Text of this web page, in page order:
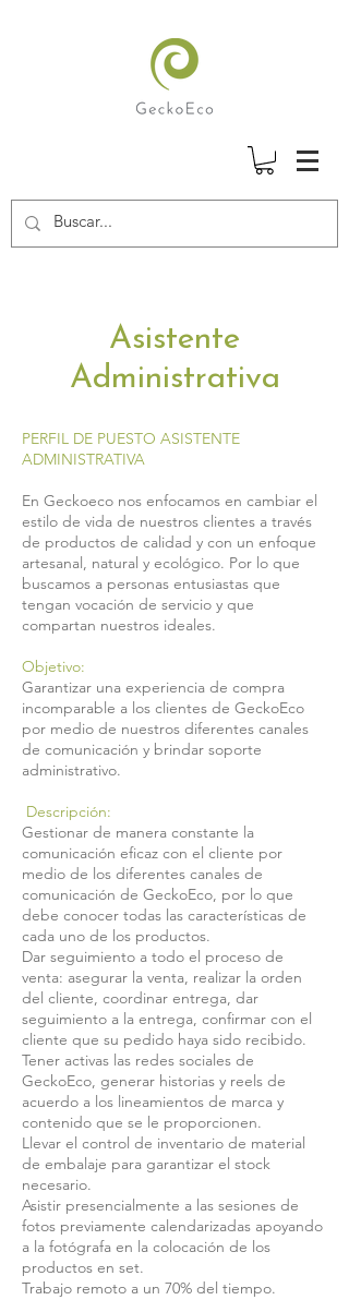
Asistente
Administrativa
PERFIL DE PUESTO ASISTENTE
ADMINISTRATIVA
En Geckoeco nos enfocamos en cambiar el
estilo de vida de nuestros clientes a través
de productos de calidad y con un enfoque
artesanal, natural y ecológico. Por lo que
buscamos a personas entusiastas que
tengan vocación de servicio y que
compartan nuestros ideales.
Objetivo:
Garantizar una experiencia de compra
incomparable a los clientes de GeckoEco
por medio de nuestros diferentes canales
de comunicación y brindar soporte
administrativo.
Descripción:
Gestionar de manera constante la
comunicación eficaz con el cliente por
medio de los diferentes canales de
comunicación de GeckoEco, por lo que
debe conocer todas las características de
cada uno de los productos.
Dar seguimiento a todo el proceso de
venta: asegurar la venta, realizar la orden
del cliente, coordinar entrega, dar
seguimiento a la entrega, confirmar con el
cliente que su pedido haya sido recibido.
Tener activas las redes sociales de
GeckoEco, generar historias y reels de
acuerdo a los lineamientos de marca y
contenido que se le proporcionen.
Llevar el control de inventario de material
de embalaje para garantizar el stock
necesario.
Asistir presencialmente a las sesiones de
fotos previamente calendarizadas apoyando
a la fotógrafa en la colocación de los
productos en set.
Trabajo remoto a un 70% del tiempo.